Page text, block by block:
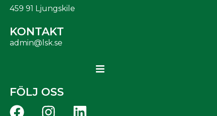
459 91 Ljungskile
KONTAKT
admin@lsk.se
FÖLJ OSS